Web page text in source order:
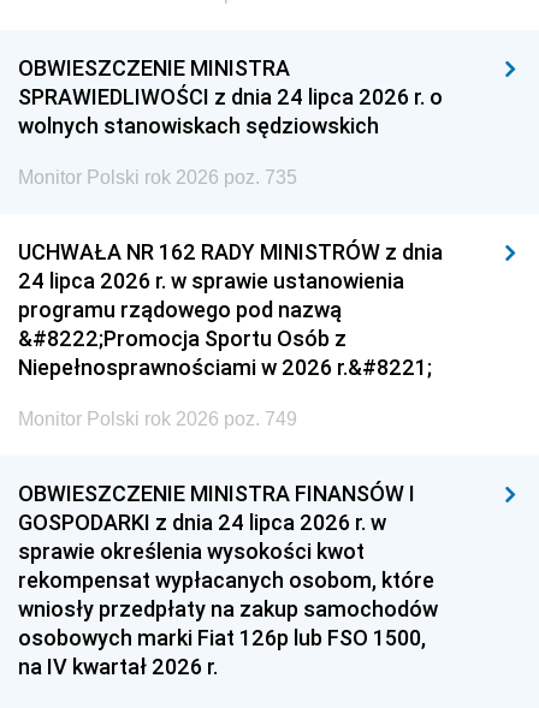
OBWIESZCZENIE MINISTRA
SPRAWIEDLIWOŚCI z dnia 24 lipca 2026 r. o
wolnych stanowiskach sędziowskich
Monitor Polski rok 2026 poz. 735
UCHWAŁA NR 162 RADY MINISTRÓW z dnia
24 lipca 2026 r. w sprawie ustanowienia
programu rządowego pod nazwą
&#8222;Promocja Sportu Osób z
Niepełnosprawnościami w 2026 r.&#8221;
Monitor Polski rok 2026 poz. 749
OBWIESZCZENIE MINISTRA FINANSÓW I
GOSPODARKI z dnia 24 lipca 2026 r. w
sprawie określenia wysokości kwot
rekompensat wypłacanych osobom, które
wniosły przedpłaty na zakup samochodów
osobowych marki Fiat 126p lub FSO 1500,
na IV kwartał 2026 r.